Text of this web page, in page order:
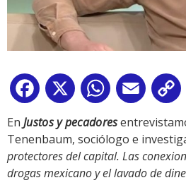
Facebook
X WhatsApp
Email
En Justos y pecadores
Tenenbaum, sociólogo e
protectores del capital. Las
drogas mexicano y el lavado de